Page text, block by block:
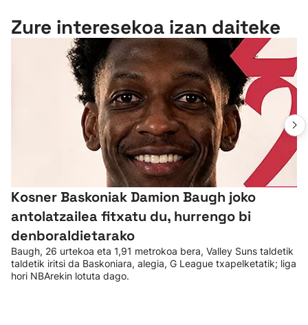
Zure interesekoa izan daiteke
Kosner Baskoniak Damion Baugh joko
antolatzailea fitxatu du, hurrengo bi
denboraldietarako
Baugh, 26 urtekoa eta 1,91 metrokoa bera, Valley Suns taldetik
taldetik iritsi da Baskoniara, alegia, G League txapelketatik; liga
hori NBArekin lotuta dago.